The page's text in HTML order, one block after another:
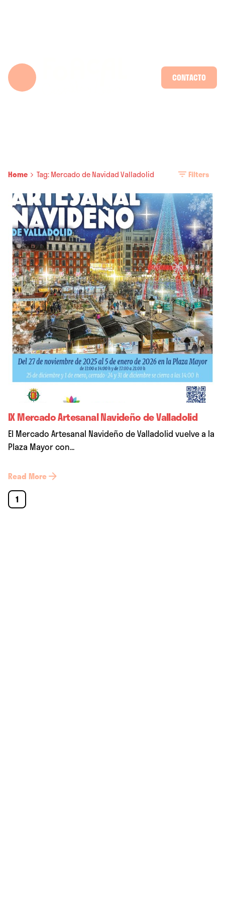
CONTACTO
Home Tag: Mercado de Navidad Valladolid Filters
IX Mercado Artesanal Navideño de Valladolid
El Mercado Artesanal Navideño de Valladolid vuelve a la
Plaza Mayor con...
Read More
1